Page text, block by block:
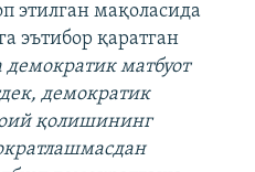
этилган мақоласида
эътибор қаратган
демократик матбуот
демократик
қолишининг